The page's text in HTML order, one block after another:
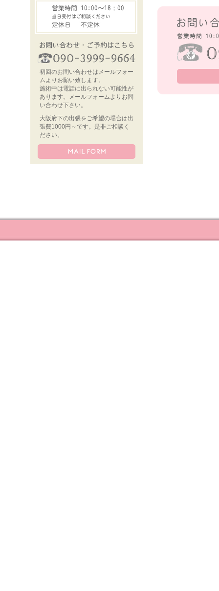
初回のお問い合わせはメールフォー
ムよりお願い致します。
施術中は電話に出られない可能性が
あります。メールフォームよりお問
い合わせ下さい。
大阪府下の出張をご希望の場合は出
張費1000円～です。是非ご相談く
ださい。